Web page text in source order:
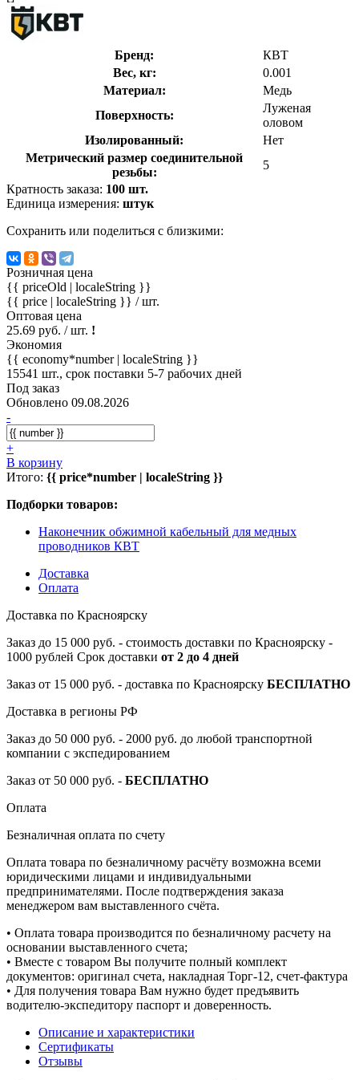
Бренд:
КВТ
Вес, кг:
0.001
Материал:
Медь
Поверхность:
Луженая
оловом
Изолированный:
Нет
Метрический размер соединительной
резьбы:
5
Кратность заказа: 100 шт.
Единица измерения: штук
Сохранить или поделиться с близкими:
Розничная цена
{{ priceOld | localeString }}
{{ price | localeString }} / шт.
Оптовая цена
25.69 руб. / шт. !
Экономия
{{ economy*number | localeString }}
15541 шт., срок поставки 5-7 рабочих дней
Под заказ
Обновлено 09.08.2026
-
+
В корзину
Итого: {{ price*number | localeString }}
Подборки товаров:
Наконечник обжимной кабельный для медных
проводников КВТ
Доставка
Оплата
Доставка по Красноярску
Заказ до 15 000 руб. - стоимость доставки по Красноярску -
1000 рублей Срок доставки от 2 до 4 дней
Заказ от 15 000 руб. - доставка по Красноярску БЕСПЛАТНО
Доставка в регионы РФ
Заказ до 50 000 руб. - 2000 руб. до любой транспортной
компании с экспедированием
Заказ от 50 000 руб. - БЕСПЛАТНО
Оплата
Безналичная оплата по счету
Оплата товара по безналичному расчёту возможна всеми
юридическими лицами и индивидуальными
предпринимателями. После подтверждения заказа
менеджером вам выставленного счёта.
• Оплата товара производится по безналичному расчету на
основании выставленного счета;
• Вместе с товаром Вы получите полный комплект
документов: оригинал счета, накладная Торг-12, счет-фактура
• Для получения товара Вам нужно будет предъявить
водителю-экспедитору паспорт и доверенность.
Описание и характеристики
Сертификаты
Отзывы